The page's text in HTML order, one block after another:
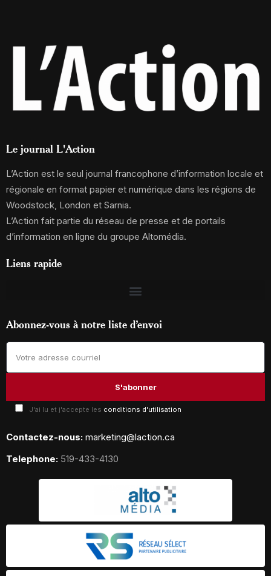
Le journal L'Action
L’Action est le seul journal francophone d’information locale et
régionale en format papier et numérique dans les régions de
Woodstock, London et Sarnia.
L’Action fait partie du réseau de presse et de portails
d’information en ligne du groupe Altomédia.
Liens rapide
Abonnez-vous à notre liste d’envoi
J'ai lu et j'accepte les conditions d'utilisation
Contactez-nous: marketing@laction.ca
Telephone: 519-433-4130